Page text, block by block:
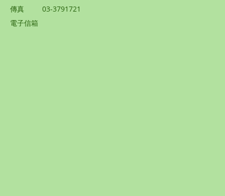
傳真
03-3791721
電子信箱